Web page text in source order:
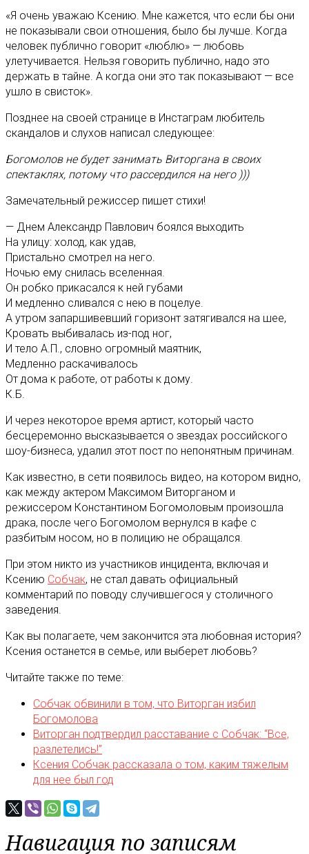
«Я очень уважаю Ксению. Мне кажется, что если бы они
не показывали свои отношения, было бы лучше. Когда
человек публично говорит «люблю» — любовь
улетучивается. Нельзя говорить публично, надо это
держать в тайне. А когда они это так показывают — все
ушло в свисток».
Позднее на своей странице в Инстаграм любитель
скандалов и слухов написал следующее:
Богомолов не будет занимать Виторгана в своих
спектаклях, потому что рассердился на него )))
Замечательный режиссер пишет стихи!
— Днем Александр Павлович боялся выходить
На улицу: холод, как удав,
Пристально смотрел на него.
Ночью ему снилась вселенная.
Он робко прикасался к ней губами
И медленно сливался с нею в поцелуе.
А утром запаршивевший горизонт затягивался на шее,
Кровать выбивалась из-под ног,
И тело А.П., словно огромный маятник,
Медленно раскачивалось
От дома к работе, от работы к дому.
К.Б.
И через некоторое время артист, который часто
бесцеремонно высказывается о звездах российского
шоу-бизнеса, удалил этот пост по непонятным причинам.
Как известно, в сети появилось видео, на котором видно,
как между актером Максимом Виторганом и
режиссером Константином Богомоловым произошла
драка, после чего Богомолом вернулся в кафе с
разбитым носом, но в полицию не обращался.
При этом никто из участников инцидента, включая и
Ксению Собчак, не стал давать официальный
комментарий по поводу случившегося у столичного
заведения.
Как вы полагаете, чем закончится эта любовная история?
Ксения останется в семье, или выберет любовь?
Читайте также по теме:
Собчак обвинили в том, что Виторган избил
Богомолова
Виторган подтвердил расставание с Собчак: “Все,
разлетелись!”
Ксения Собчак рассказала о том, каким тяжелым
для нее был год
Навигация по записям